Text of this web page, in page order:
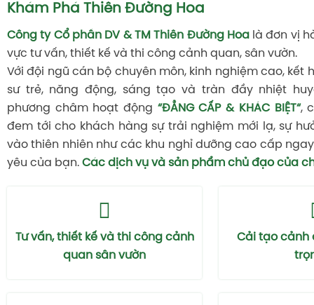
Khám Phá Thiên Đường Hoa
Công ty Cổ phần DV & TM Thiên Đường Hoa là đơn vị
vực tư vấn, thiết kế và thi công cảnh quan, sân vườn.
Với đội ngũ cán bộ chuyên môn, kinh nghiệm cao, kết
sư trẻ, năng động, sáng tạo và tràn đầy nhiệt
phương châm hoạt động “ĐẲNG CẤP & KHÁC BIỆT“,
đem tới cho khách hàng sự trải nghiệm mới lạ, sự
vào thiên nhiên như các khu nghỉ dưỡng cao cấp
yêu của bạn. Các dịch vụ và sản phẩm chủ đạo của
Tư vấn, thiết kế và thi công cảnh
quan sân vườn
Cải tạo cảnh